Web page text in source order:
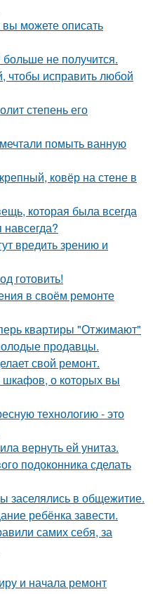
можете описать
не получится.
исправить любой
степень его
помыть ванную
ковёр на стене в
которая была всегда
навсегда?
вредить зрению и
готовить!
в своём ремонте
квартиры "Отжимают"
продавцы.
свой ремонт.
шкафов, о которых вы
технологию - это
вернуть ей унитаз.
подоконника сделать
заселялись в общежитие.
ребёнка завести.
самих себя, за
и начала ремонт